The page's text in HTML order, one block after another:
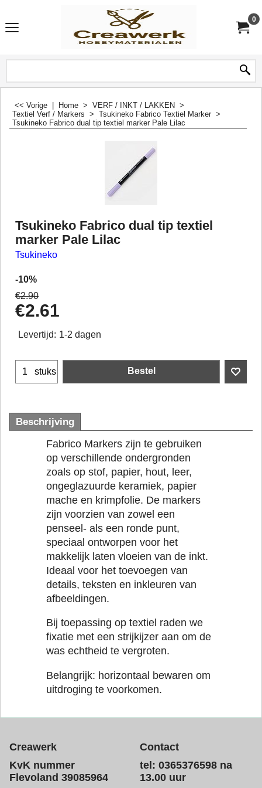
0
<< Vorige Home > VERF / INKT / LAKKEN >
Textiel Verf / Markers > Tsukineko Fabrico Textiel Marker >
Tsukineko Fabrico dual tip textiel marker Pale Lilac
Tsukineko Fabrico dual tip textiel
marker Pale Lilac
Tsukineko
-10%
€2.90
€2.61
Levertijd: 1-2 dagen
stuks Bestel
Beschrijving
Fabrico Markers zijn te gebruiken
op verschillende ondergronden
zoals op stof, papier, hout, leer,
ongeglazuurde keramiek, papier
mache en krimpfolie. De markers
zijn voorzien van zowel een
penseel- als een ronde punt,
speciaal ontworpen voor het
makkelijk laten vloeien van de inkt.
Ideaal voor het toevoegen van
details, teksten en inkleuren van
afbeeldingen.
Bij toepassing op textiel raden we
fixatie met een strijkijzer aan om de
was echtheid te vergroten.
Belangrijk: horizontaal bewaren om
uitdroging te voorkomen.
Creawerk
KvK nummer
Flevoland 39085964
Contact
tel: 0365376598 na
13.00 uur